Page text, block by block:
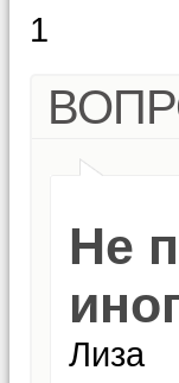
1
Не
Лиза